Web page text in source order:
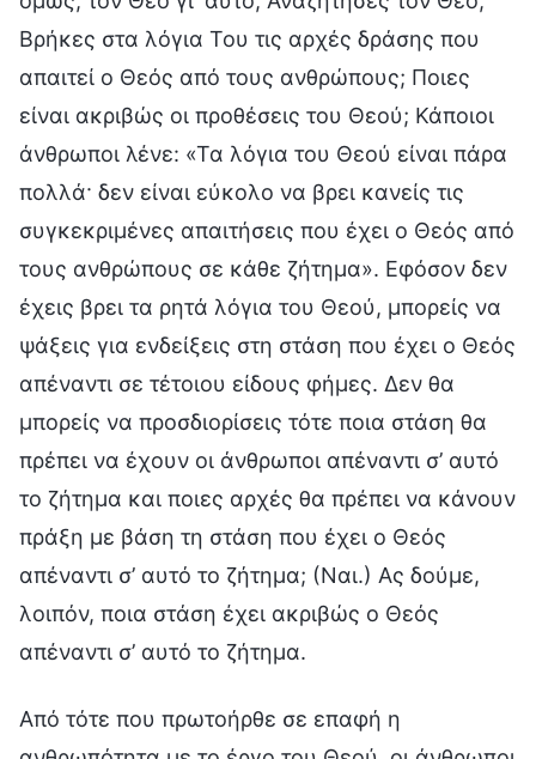
Βρήκες στα λόγια Του τις αρχές δράσης που
απαιτεί ο Θεός από τους ανθρώπους; Ποιες
είναι ακριβώς οι προθέσεις του Θεού; Κάποιοι
άνθρωποι λένε: «Τα λόγια του Θεού είναι πάρα
πολλά· δεν είναι εύκολο να βρει κανείς τις
συγκεκριμένες απαιτήσεις που έχει ο Θεός από
τους ανθρώπους σε κάθε ζήτημα». Εφόσον δεν
έχεις βρει τα ρητά λόγια του Θεού, μπορείς να
ψάξεις για ενδείξεις στη στάση που έχει ο Θεός
απέναντι σε τέτοιου είδους φήμες. Δεν θα
μπορείς να προσδιορίσεις τότε ποια στάση θα
πρέπει να έχουν οι άνθρωποι απέναντι σ’ αυτό
το ζήτημα και ποιες αρχές θα πρέπει να κάνουν
πράξη με βάση τη στάση που έχει ο Θεός
απέναντι σ’ αυτό το ζήτημα; (Ναι.) Ας δούμε,
λοιπόν, ποια στάση έχει ακριβώς ο Θεός
απέναντι σ’ αυτό το ζήτημα.
Από τότε που πρωτοήρθε σε επαφή η